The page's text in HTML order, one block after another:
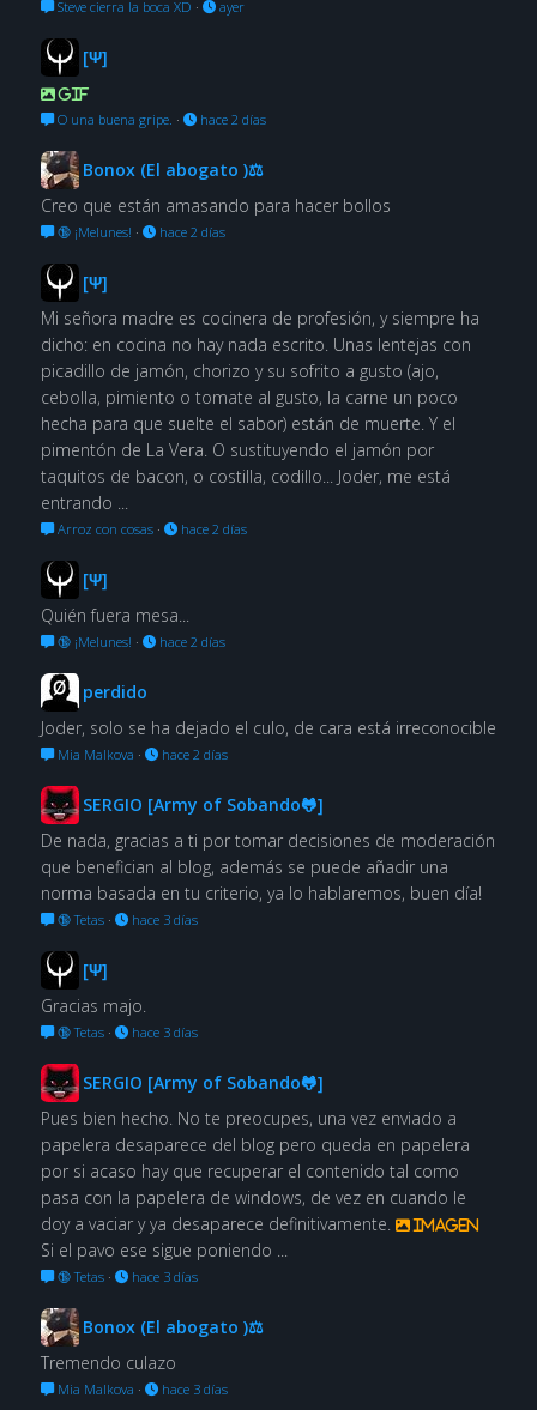
Steve cierra la boca XD · ayer
[Ψ]
GIF
O una buena gripe. · hace 2 días
Bonox (El abogato )⚖
Creo que están amasando para hacer bollos
🔞 ¡Melunes! · hace 2 días
[Ψ]
Mi señora madre es cocinera de profesión, y siempre ha
dicho: en cocina no hay nada escrito. Unas lentejas con
picadillo de jamón, chorizo y su sofrito a gusto (ajo,
cebolla, pimiento o tomate al gusto, la carne un poco
hecha para que suelte el sabor) están de muerte. Y el
pimentón de La Vera. O sustituyendo el jamón por
taquitos de bacon, o costilla, codillo... Joder, me está
entrando ...
Arroz con cosas· hace 2 días
[Ψ]
Quién fuera mesa...
🔞 ¡Melunes! · hace 2 días
perdido
Joder, solo se ha dejado el culo, de cara está irreconocible
Mia Malkova · hace 2 días
SERGIO [Army of Sobando🐸]
De nada, gracias a ti por tomar decisiones de moderación
que benefician al blog, además se puede añadir una
norma basada en tu criterio, ya lo hablaremos, buen día!
🔞 Tetas· hace 3 días
[Ψ]
Gracias majo.
🔞 Tetas· hace 3 días
SERGIO [Army of Sobando🐸]
Pues bien hecho. No te preocupes, una vez enviado a
papelera desaparece del blog pero queda en papelera
por si acaso hay que recuperar el contenido tal como
pasa con la papelera de windows, de vez en cuando le
doy a vaciar y ya desaparece definitivamente.
Imagen
Si el pavo ese sigue poniendo ...
🔞 Tetas· hace 3 días
Bonox (El abogato )⚖
Tremendo culazo
Mia Malkova · hace 3 días